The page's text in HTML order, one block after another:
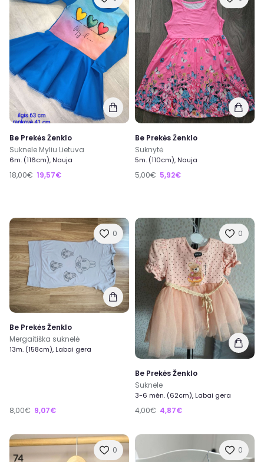
Be Prekės Ženklo
Suknele Myliu Lietuva
6m. (116cm), Nauja
18,00€ 19,57€
Be Prekės Ženklo
Suknytė
5m. (110cm), Nauja
5,00€ 5,92€
0
Be Prekės Ženklo
Mergaitiška suknelė
13m. (158cm), Labai gera
8,00€ 9,07€
0
Be Prekės Ženklo
Suknele
3-6 mėn. (62cm), Labai gera
4,00€ 4,87€
0 0